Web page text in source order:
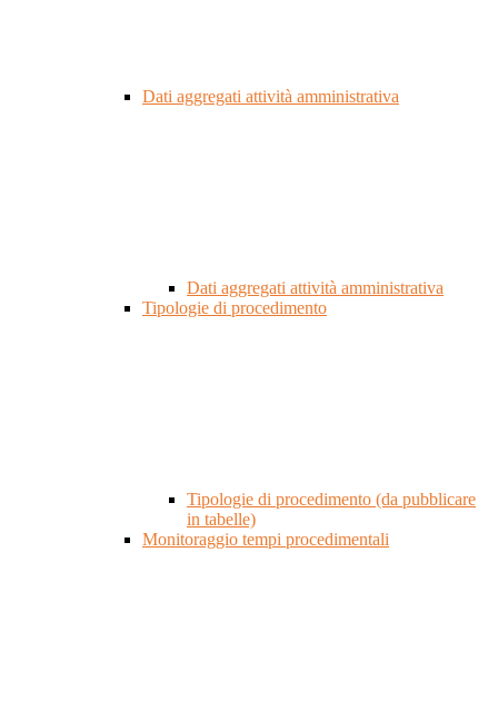
Dati aggregati attività amministrativa
Dati aggregati attività amministrativa
Tipologie di procedimento
Tipologie di procedimento (da pubblicare
in tabelle)
Monitoraggio tempi procedimentali